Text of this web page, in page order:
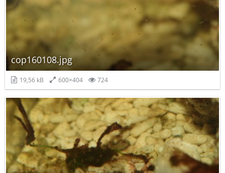
cop160108.jpg
19,56 kB 600×404 724